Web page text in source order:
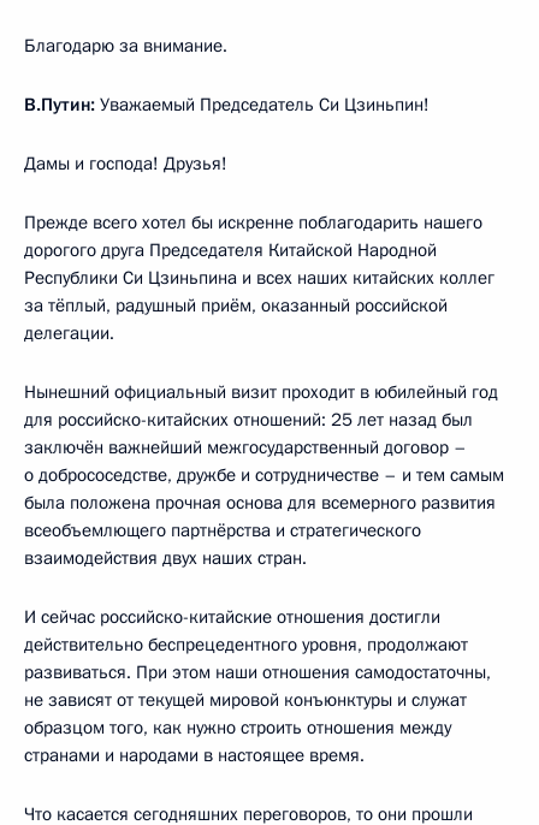
Благодарю за внимание.
В.Путин: Уважаемый Председатель Си Цзиньпин!
Дамы и господа! Друзья!
Прежде всего хотел бы искренне поблагодарить нашего
дорогого друга Председателя Китайской Народной
Республики Си Цзиньпина и всех наших китайских коллег
за тёплый, радушный приём, оказанный российской
делегации.
Нынешний официальный визит проходит в юбилейный год
для российско-китайских отношений: 25 лет назад был
заключён важнейший межгосударственный договор –
о добрососедстве, дружбе и сотрудничестве – и тем самым
была положена прочная основа для всемерного развития
всеобъемлющего партнёрства и стратегического
взаимодействия двух наших стран.
И сейчас российско-китайские отношения достигли
действительно беспрецедентного уровня, продолжают
развиваться. При этом наши отношения самодостаточны,
не зависят от текущей мировой конъюнктуры и служат
образцом того, как нужно строить отношения между
странами и народами в настоящее время.
Что касается сегодняшних переговоров, то они прошли